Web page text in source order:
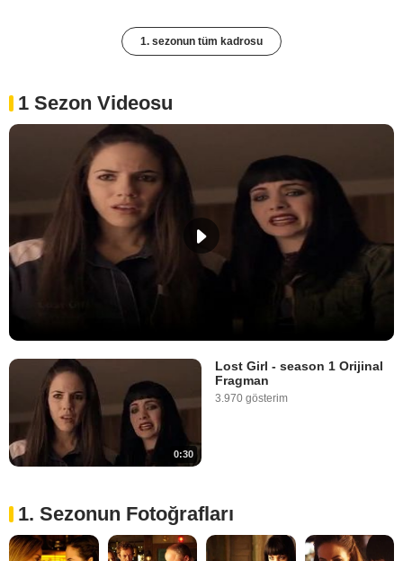
1. sezonun tüm kadrosu
1 Sezon Videosu
0:30
Lost Girl - season 1 Orijinal
Fragman
3.970 gösterim
1. Sezonun Fotoğrafları